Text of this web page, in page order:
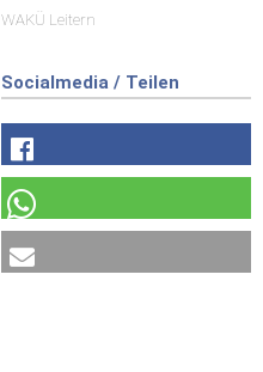
WAKÜ Leitern
Socialmedia / Teilen